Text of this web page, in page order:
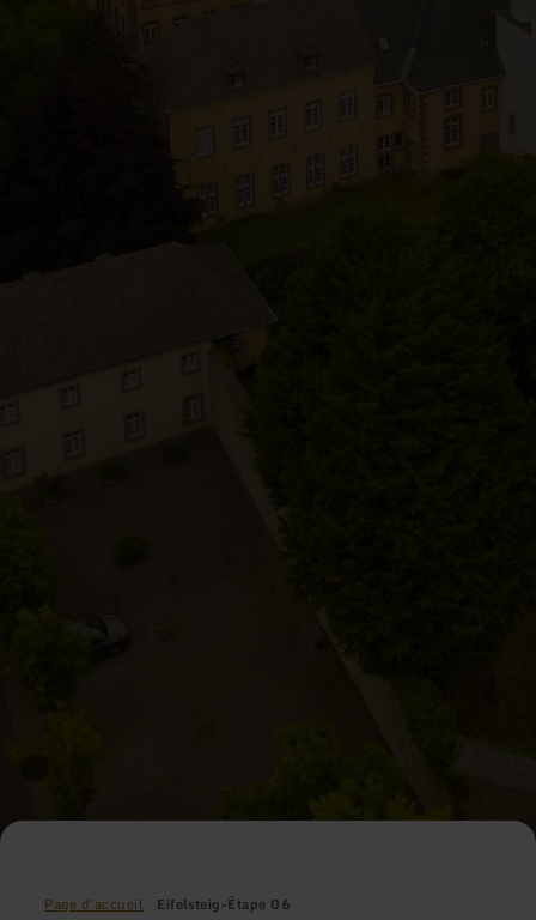
Page d'accueil Eifelsteig-Étape 06